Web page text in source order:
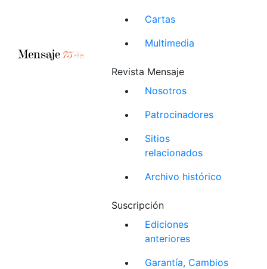
Cartas
Multimedia
Revista Mensaje
Nosotros
Patrocinadores
Sitios
relacionados
Archivo histórico
Suscripción
Ediciones
anteriores
Garantía, Cambios